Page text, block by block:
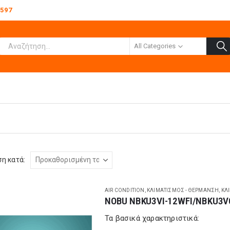
All Categories
κατά:
AIR CONDITION , ΚΛΙΜΑΤΙΣΜΌΣ - ΘΈΡΜΑΝΣΗ ,
Τα βασικά χαρακτηριστικά: